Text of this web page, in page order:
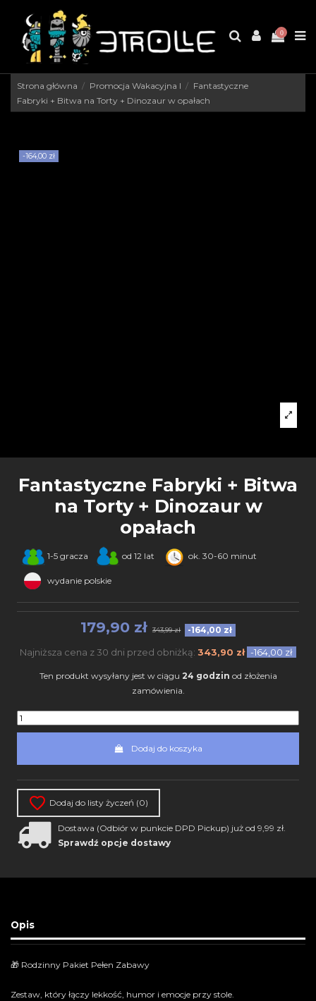
0
Strona główna Promocja Wakacyjna I
Fantastyczne
Fabryki + Bitwa na Torty + Dinozaur w opałach
-164,00 zł
Fantastyczne Fabryki + Bitwa
na Torty + Dinozaur w
opałach
1-5 gracza od 12 lat ok. 30-60 minut
wydanie polskie
179,90 zł 343,99 zł -164,00 zł
Najniższa cena z 30 dni przed obniżką: 343,90 zł -164,00 zł
Ten produkt wysyłany jest w ciągu 24 godzin od złożenia
zamówienia.
Dodaj do koszyka
Dodaj do listy życzeń (0)
Dostawa (Odbiór w punkcie DPD Pickup) już od 9,99 zł.
Sprawdź opcje dostawy
Opis
🎁 Rodzinny Pakiet Pełen Zabawy
Zestaw, który łączy lekkość, humor i emocje przy stole.